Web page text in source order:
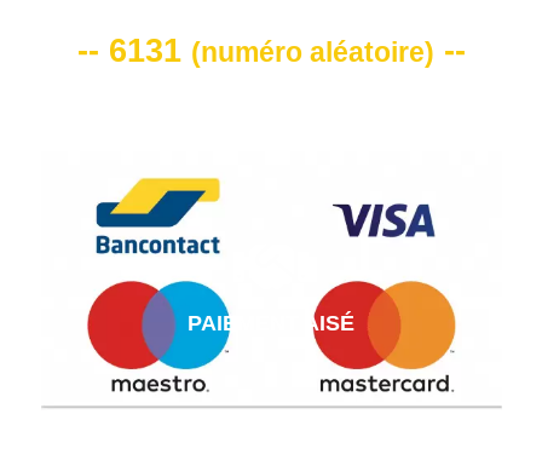
-- 6131 (numéro aléatoire) --
PAIEMENT AISÉ